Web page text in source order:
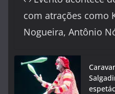
com atrações como
Nogueira, Antônio